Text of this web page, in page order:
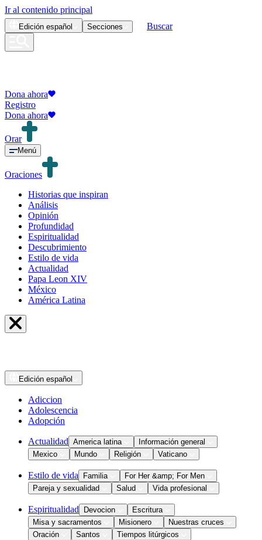
Ir al contenido principal
Edición español Secciones Buscar
Dona ahora
Registro
Dona ahora
Orar
Menú
Oraciones
Historias que inspiran
Análisis
Opinión
Profundidad
Espiritualidad
Descubrimiento
Estilo de vida
Actualidad
Papa Leon XIV
México
América Latina
Edición español
Adiccion
Adolescencia
Adopción
Actualidad America latina
Información general
Mexico
Mundo Religión Vaticano
Estilo de vida Familia
For Her &amp; For Men
Pareja y sexualidad
Salud Vida profesional
Espiritualidad Devocion
Escritura
Misa y sacramentos
Misionero
Nuestras cruces
Oración
Santos
Tiempos litúrgicos